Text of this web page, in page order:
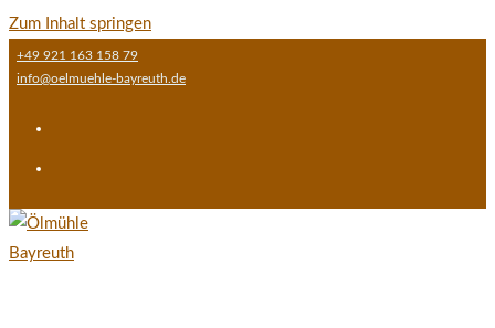
Zum Inhalt springen
+49 921 163 158 79
info@oelmuehle-bayreuth.de